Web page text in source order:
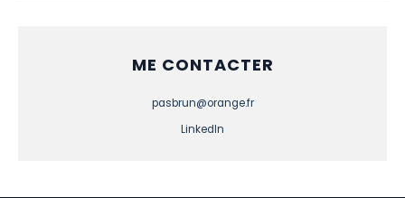
ME CONTACTER
pasbrun@orange.fr
LinkedIn